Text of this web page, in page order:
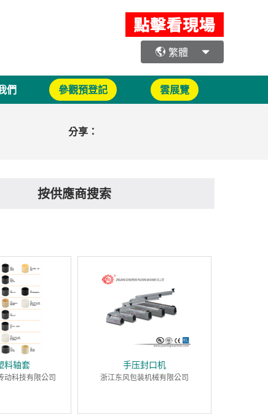
繁體
們 參觀預登記 雲展覽
分享：
按供應商搜索
料轴套
动科技有限公司
手压封口机
浙江东风包装机械有限公司